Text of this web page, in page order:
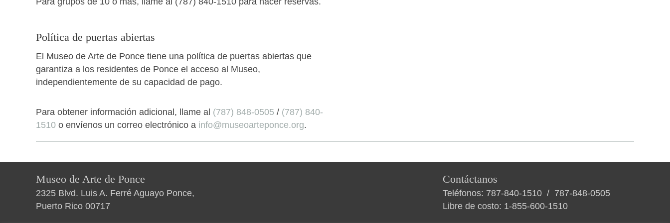
Política de puertas abiertas
El Museo de Arte de Ponce tiene una política de puertas abiertas que
garantiza a los residentes de Ponce el acceso al Museo,
independientemente de su capacidad de pago.
Para obtener información adicional, llame al (787) 848-0505 / (787) 840-
1510 o envíenos un correo electrónico a info@museoarteponce.org.
Museo de Arte de Ponce
2325 Blvd. Luis A. Ferré Aguayo Ponce,
Puerto Rico 00717
Contáctanos
Teléfonos: 787-840-1510 / 787-848-0505
Libre de costo: 1-855-600-1510